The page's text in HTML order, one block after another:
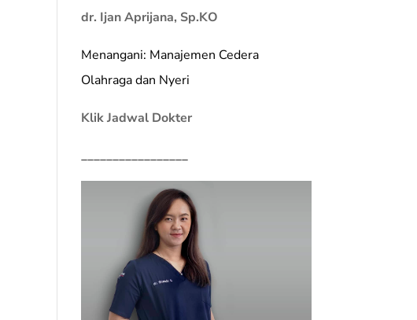
dr. Ijan Aprijana, Sp.KO
Menangani: Manajemen Cedera
Olahraga dan Nyeri
Klik Jadwal Dokter
_________________